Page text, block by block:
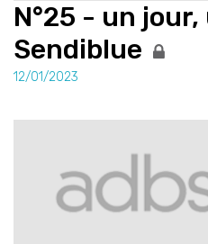
N°25 - un
Sendiblue
12/01/2023